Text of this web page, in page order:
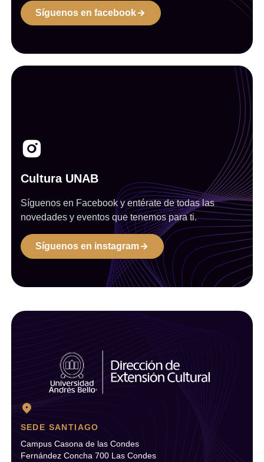
Síguenos en facebook
Cultura UNAB
Síguenos en Facebook y entérate de todas las
novedades y eventos que tenemos para ti.
Síguenos en instagram
SEDE SANTIAGO
Campus Casona de las Condes
Fernández Concha 700 Las Condes